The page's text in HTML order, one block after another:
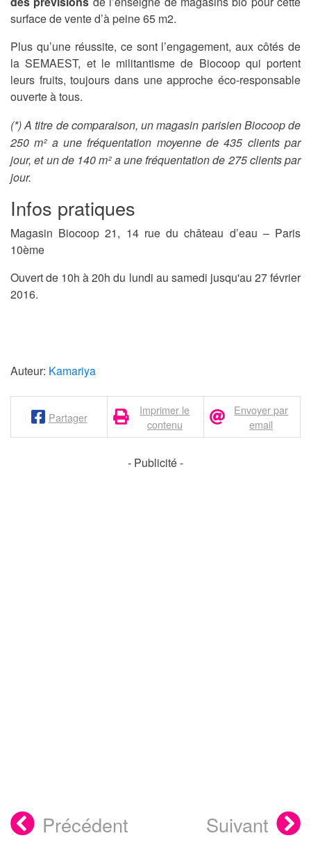
surface de vente d’à peine 65 m2.
Plus qu’une réussite, ce sont l’engagement, aux côtés de
la SEMAEST, et le militantisme de Biocoop qui portent
leurs fruits, toujours dans une approche éco-responsable
ouverte à tous.
(*) A titre de comparaison, un magasin parisien Biocoop de
250 m² a une fréquentation moyenne de 435 clients par
jour, et un de 140 m² a une fréquentation de 275 clients par
jour.
Infos pratiques
Magasin Biocoop 21, 14 rue du château d’eau – Paris
10ème
Ouvert de 10h à 20h du lundi au samedi jusqu'au 27 février
2016.
Auteur: Kamariya
Partager
Imprimer le
contenu
Envoyer par
email
- Publicité -
Précédent Suivant